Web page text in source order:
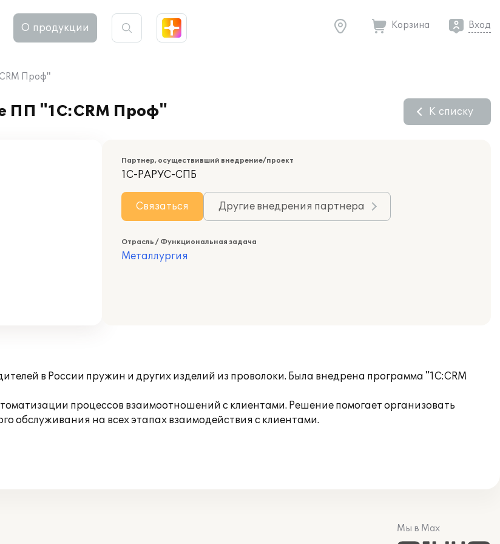
О продукции Корзина Вход
Проф"
ПП "1С:CRM Проф" К списку
Партнер, осуществивший внедрение/проект
1С-РАРУС-СПБ
Связаться Другие внедрения партнера
Отрасль / Функциональная задача
Металлургия
в России пружин и других изделий из проволоки. Была внедрена программа "1С:CRM
процессов взаимоотношений с клиентами. Решение помогает организовать
обслуживания на всех этапах взаимодействия с клиентами.
Мы в Max